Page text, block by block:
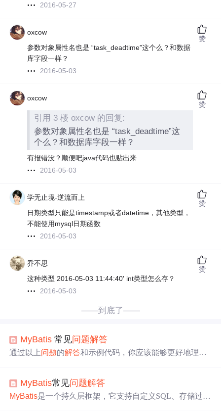
2016-05-27
oxcow
参数对象属性名也是 “task_deadtime”这个么？和数据
库字段一样？
2016-05-03
赞
oxcow
引用 3 楼 oxcow 的回复:
参数对象属性名也是 “task_deadtime”这
个么？和数据库字段一样？
有报错没？顺便吧java代码也贴出来
2016-05-03
赞
学无止境-逆流而上
日期类型只能是timestamp或者datetime，其他类型，
不能使用mysql日期函数
2016-05-03
赞
乔不思
这种类型 2016-05-03 11:44:40' int类型怎么存？
2016-05-03
赞
——到底了——
MyBatis 常见问题解答
通过以上问题的解答和示例代码，你应该能够更好地理解
源代码示例来解答这些问题。在
件用于定义 SQL 查询语句和映射结果。除了查询操作，
MyBatis常见问题解答
MyBatis是一个持久层框架，它支持自定义SQL、存储过程